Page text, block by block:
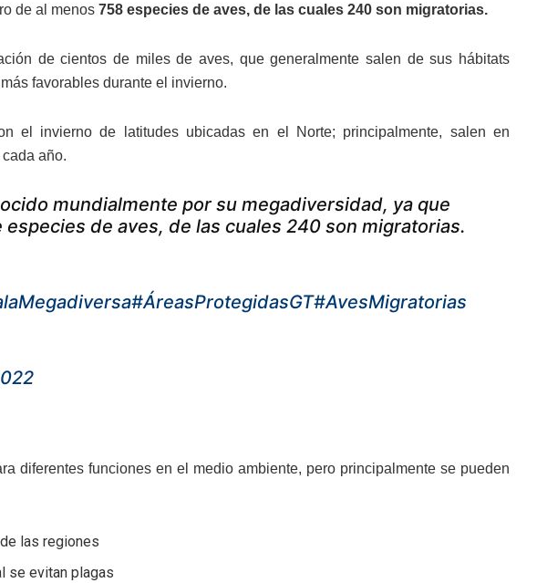
de al menos 758 especies de aves, de las cuales 240 son migratorias.
de cientos de miles de aves, que generalmente salen de sus hábitats
favorables durante el invierno.
el invierno de latitudes ubicadas en el Norte; principalmente, salen en
año.
mundialmente por su megadiversidad, ya que
de aves, de las cuales 240 son migratorias.
#ÁreasProtegidasGT#AvesMigratorias
diferentes funciones en el medio ambiente, pero principalmente se pueden
las regiones
se evitan plagas